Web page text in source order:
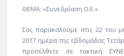
ΘΕΜΑ: «Συνεδρίαση Ο.Ε.»
Σας παρακαλούμε στις 22 του
2017 ημέρα της εβδομάδας
προσέλθετε σε τακτική